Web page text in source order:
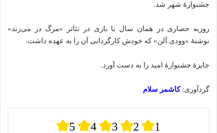
جشنوارهٔ شهر شد.
روزبه حصاری در همان سال با بازی در تئاتر «مرگ در می‌زند»
نوشتهٔ «وودی آلن» که خودش کارگردانی آن را به عهده داشت.
جایزهٔ جشنوارهٔ امید را به دست آورد.
گردآوری:کاشمر سلام
5 4 3 2 1